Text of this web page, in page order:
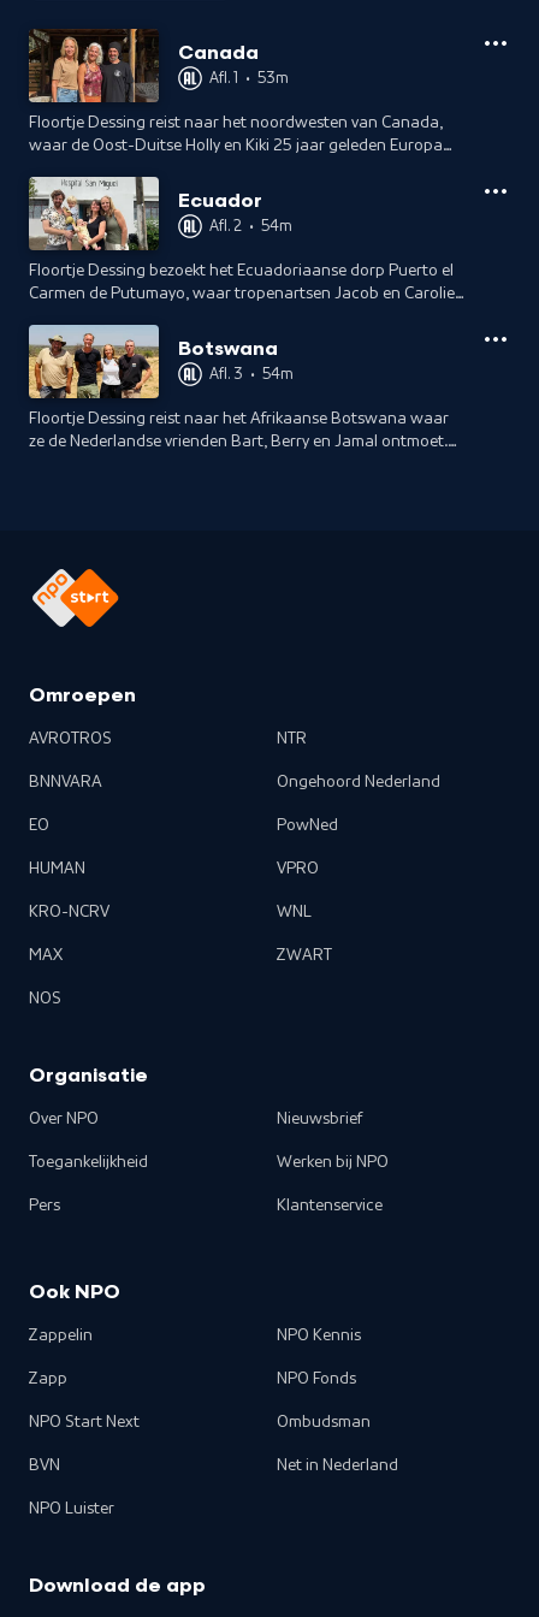
Canada
Afl. 1 • 53m
Floortje Dessing reist naar het noordwesten van Canada,
waar de Oost-Duitse Holly en Kiki 25 jaar geleden Europa
hun bijzondere levensstijl.Ecuador
Afl. 2 • 54m
Floortje Dessing bezoekt het Ecuadoriaanse dorp Puerto el
Carmen de Putumayo, waar tropenartsen Jacob en Carolien
opvoeden in de jungle.Botswana
Afl. 3 • 54m
Floortje Dessing reist naar het Afrikaanse Botswana waar
ze de Nederlandse vrienden Bart, Berry en Jamal ontmoet.
Omroepen
AVROTROS
BNNVARA
EO
HUMAN
KRO-NCRV
MAX
NOS
NTR
Ongehoord Nederland
PowNed
VPRO
WNL
ZWART
Organisatie
Over NPO
Toegankelijkheid
Pers
Nieuwsbrief
Werken bij NPO
Klantenservice
Ook NPO
Zappelin
Zapp
NPO Start Next
BVN
NPO Luister
NPO Kennis
NPO Fonds
Ombudsman
Net in Nederland
Download de app